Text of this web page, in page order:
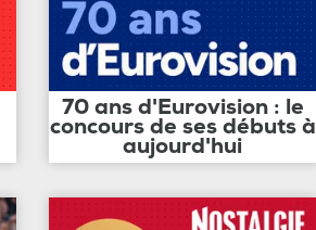
70 ans d'Eurovision : le
concours de ses débuts à
aujourd'hui